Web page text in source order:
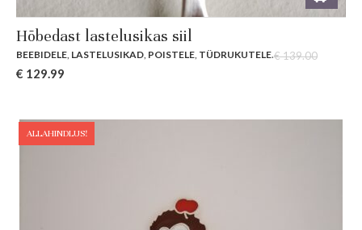
Hõbedast lastelusikas siil
BEEBIDELE, LASTELUSIKAD, POISTELE, TÜDRUKUTELE.€139.00
Original
€ 139.00.
€ 129.99
€ 129.99.
ALLAHINDLUS!